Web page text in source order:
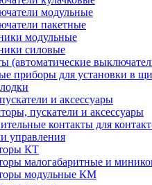
модульные
пакетные
модульные
силовые
(автоматические
приборы для установки в
и аксессуары
пускатели и аксессуары
контакты для
управления
КТ
малогабаритные и
модульные КМ